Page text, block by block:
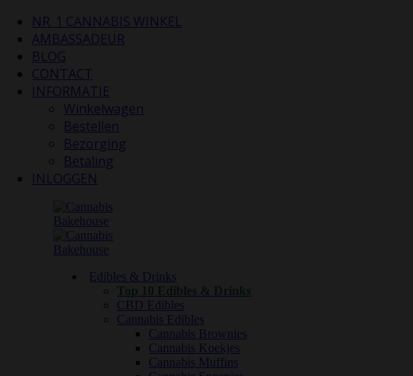
NR. 1 CANNABIS WINKEL
AMBASSADEUR
BLOG
CONTACT
INFORMATIE
Winkelwagen
Bestellen
Bezorging
Betaling
INLOGGEN
Edibles & Drinks
Top 10 Edibles & Drinks
CBD Edibles
Cannabis Edibles
Cannabis Brownies
Cannabis Koekjes
Cannabis Muffins